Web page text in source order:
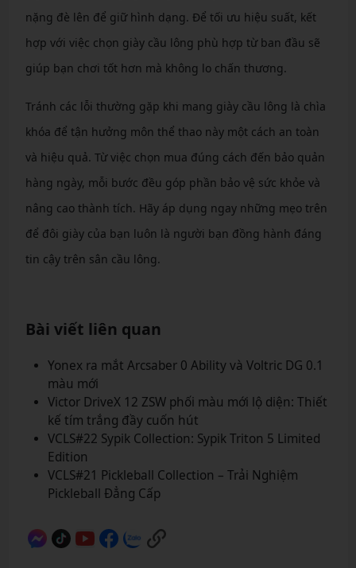
nặng đè lên để giữ hình dạng. Để tối ưu hiệu suất, kết
hợp với việc chọn giày cầu lông phù hợp từ ban đầu sẽ
giúp bạn chơi tốt hơn mà không lo chấn thương.
Tránh các lỗi thường gặp khi mang giày cầu lông là chìa
khóa để tận hưởng môn thể thao này một cách an toàn
và hiệu quả. Từ việc chọn mua đúng cách đến bảo quản
hàng ngày, mỗi bước đều góp phần bảo vệ sức khỏe và
nâng cao thành tích. Hãy áp dụng ngay những mẹo trên
để đôi giày của bạn luôn là người bạn đồng hành đáng
tin cậy trên sân cầu lông.
Bài viết liên quan
Yonex ra mắt Arcsaber 0 Ability và Voltric DG 0.1
màu mới
Victor DriveX 12 ZSW phối màu mới lộ diện: Thiết
kế tím trắng đầy cuốn hút
VCLS#22 Sypik Collection: Sypik Triton 5 Limited
Edition
VCLS#21 Pickleball Collection – Trải Nghiệm
Pickleball Đẳng Cấp